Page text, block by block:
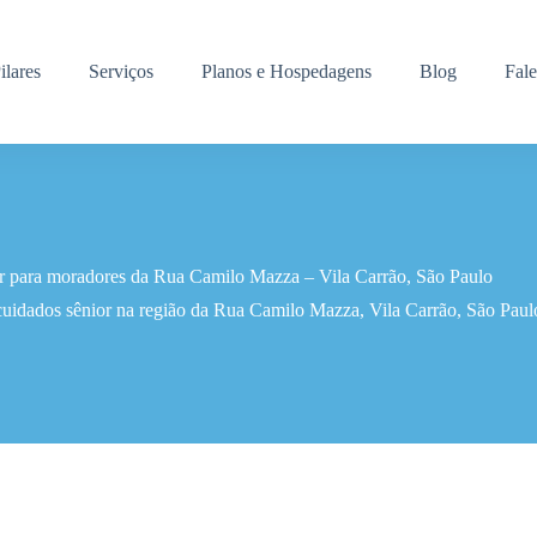
Serviços Planos e Hospedagens Blog
para moradores da Rua Camilo Mazza – Vila Carrão, São Paulo
sênior na região da Rua Camilo Mazza, Vila Carrão, São